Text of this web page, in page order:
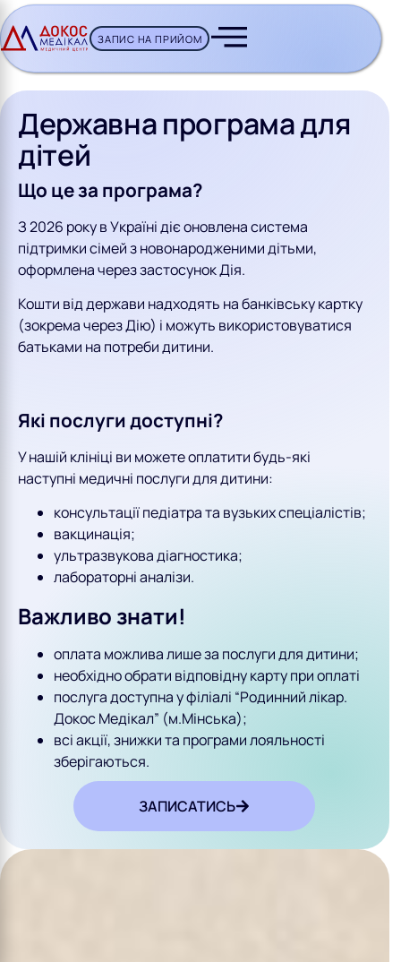
ЗАПИС НА ПРИЙОМ
Державна програма для
дітей
Що це за програма?
З 2026 року в Україні діє оновлена система
підтримки сімей з новонародженими дітьми,
оформлена через застосунок Дія.
Кошти від держави надходять на банківську картку
(зокрема через Дію) і можуть використовуватися
батьками на потреби дитини.
Які послуги доступні?
У нашій клініці ви можете оплатити будь-які
наступні медичні послуги для дитини:
консультації педіатра та вузьких спеціалістів;
вакцинація;
ультразвукова діагностика;
лабораторні аналізи.
Важливо знати!
оплата можлива лише за послуги для дитини;
необхідно обрати відповідну карту при оплаті
послуга доступна у філіалі “Родинний лікар.
Докос Медікал” (м.Мінська);
всі акції, знижки та програми лояльності
зберігаються.
ЗАПИСАТИСЬ
BUTTON